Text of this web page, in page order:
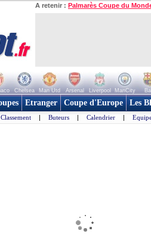
A retenir : Palmarès Coupe du
Chelsea Man Utd Arsenal Liverpool ManCity
Etranger Coupe d'Europe Les
| Buteurs | Calendrier |